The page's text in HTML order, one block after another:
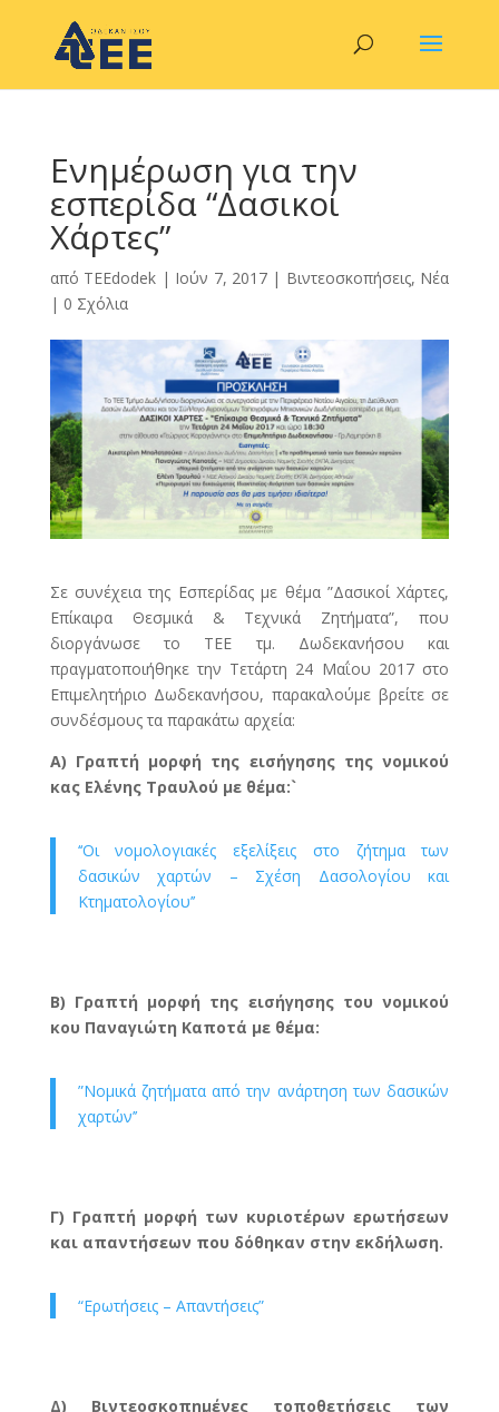
Ενημέρωση για την
εσπερίδα “Δασικοί
Χάρτες”
από TEEdodek | Ιούν 7, 2017| Βιντεοσκοπήσεις, Νέα
| 0 Σχόλια
Σε συνέχεια της Εσπερίδας με θέμα ”Δασικοί Χάρτες,
Επίκαιρα Θεσμικά & Τεχνικά Ζητήματα”, που
διοργάνωσε το ΤΕΕ τμ. Δωδεκανήσου και
πραγματοποιήθηκε την Τετάρτη 24 Μαΐου 2017 στο
Επιμελητήριο Δωδεκανήσου, παρακαλούμε βρείτε σε
συνδέσμους τα παρακάτω αρχεία:
Α) Γραπτή μορφή της εισήγησης της νομικού
κας Ελένης Τραυλού με θέμα:`
‘‘Οι νομολογιακές εξελίξεις στο ζήτημα των
δασικών χαρτών – Σχέση Δασολογίου και
Κτηματολογίου’’
Β) Γραπτή μορφή της εισήγησης του νομικού
κου Παναγιώτη Καποτά με θέμα:
”Νομικά ζητήματα από την ανάρτηση των δασικών
χαρτών’’
Γ) Γραπτή μορφή των κυριοτέρων ερωτήσεων
και απαντήσεων που δόθηκαν στην εκδήλωση.
“Ερωτήσεις – Απαντήσεις”
Δ) Βιντεοσκοπημένες τοποθετήσεις των